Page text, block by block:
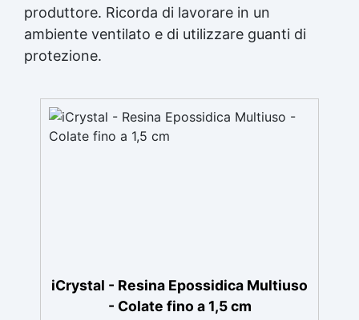
produttore. Ricorda di lavorare in un
ambiente ventilato e di utilizzare guanti di
protezione.
iCrystal - Resina Epossidica Multiuso
- Colate fino a 1,5 cm